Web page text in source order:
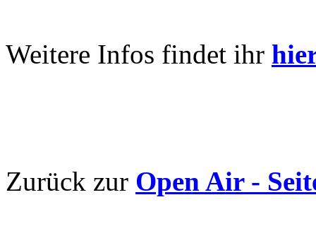
Weitere Infos findet ihr
Zurück zur Open Air -